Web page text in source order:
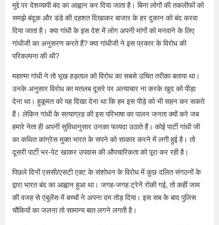
मुद्दे पर देशव्यापी बंद का आह्वान कर दिया जाता है। बिना लोगों की तकलीफों को
समझे बंदूक और डंडे की दहशत दिखाकर बाजार के हर दुकान को बंद करवा
दिया जाता है। क्या गांधी के इस देश में लोग अपनी मांगों को मनवाने के लिए
गांधीजी का अनुसरण करते हैं? क्या गांधीजी ने इस प्रकार के विरोध की
परिकल्पना की थी?
महात्मा गांधी ने तो भूख हड़ताल को विरोध का सबसे उचित तरीका बताया था।
उनके अनुसार विरोध का मतलब दूसरे पर अत्याचार ना करके खुद को पीड़ा
देना था। हुकूमत को यह दिखा देना था कि हम इस पीड़े को भी सहन कर सकते
हैं। लेकिन गांधी के सत्याग्रह की इस परिभाषा का पालन जनता क्यों करे जब
हमारे नेता ही अपनी सुविधानुसार उनका फायदा उठाते हैं। कोई पार्टी गांधी जी
का कथित कांग्रेस मुक्त भारत के सपने को साकार करने में लगी हुई है। तो
दूसरी पार्टी भर-पेट खाकर उपवास की औपचारिकता को पूरा कर रही है।
पिछले दिनों एससी/एसटी एक्ट के संशोधन के विरोध में कुछ दलित संगठनों के
द्वारा भारत बंद का आह्वान हुआ था। जगह-जगह ट्रेनें रोकी गई, तो कहीं जाम
की वजह से एंबुलेंस में बच्चों ने अपना दम तोड़ दिया। इस सब के बाद पुलिस
चौकियों का जलना तो सामान्य बात लगने लगती है।